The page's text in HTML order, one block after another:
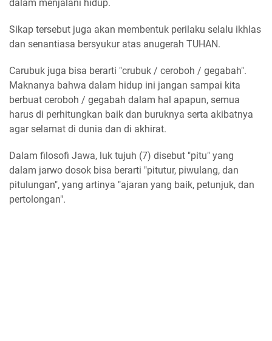
dalam menjalani hidup.
Sikap tersebut juga akan membentuk perilaku selalu ikhlas
dan senantiasa bersyukur atas anugerah TUHAN.
Carubuk juga bisa berarti "crubuk / ceroboh / gegabah".
Maknanya bahwa dalam hidup ini jangan sampai kita
berbuat ceroboh / gegabah dalam hal apapun, semua
harus di perhitungkan baik dan buruknya serta akibatnya
agar selamat di dunia dan di akhirat.
Dalam filosofi Jawa, luk tujuh (7) disebut "pitu" yang
dalam jarwo dosok bisa berarti "pitutur, piwulang, dan
pitulungan", yang artinya "ajaran yang baik, petunjuk, dan
pertolongan".